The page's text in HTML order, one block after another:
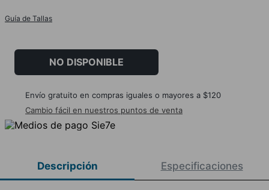
Guía de Tallas
NO DISPONIBLE
Envío gratuito en compras iguales o mayores a $120
Cambio fácil en nuestros puntos de venta
Descripción Especificaciones